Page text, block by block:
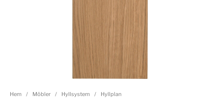
Hem / Möbler / Hyllsystem / Hyllplan